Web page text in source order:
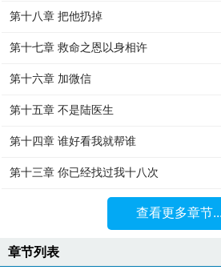
第十八章 把他扔掉
第十七章 救命之恩以身相许
第十六章 加微信
第十五章 不是陆医生
第十四章 谁好看我就帮谁
第十三章 你已经找过我十八次
查看更多章节...
章节列表